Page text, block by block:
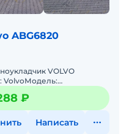
ABG6820
VOLVO
VolvoМодель:
TITAN 6820Тип техники:
₽
Написать